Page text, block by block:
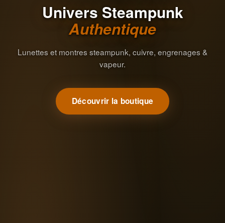
Univers Steampunk
Authentique
Lunettes et montres steampunk, cuivre, engrenages &
vapeur.
Découvrir la boutique